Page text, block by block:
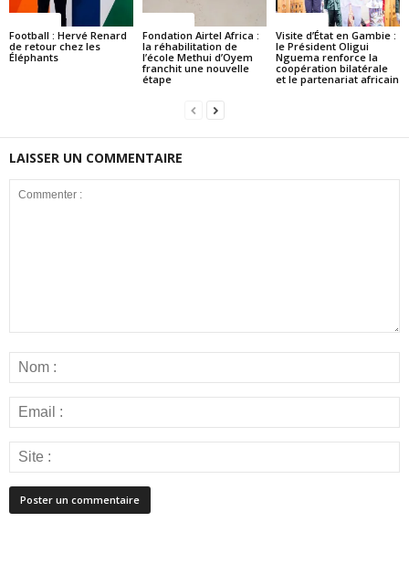
Football : Hervé Renard
de retour chez les
Éléphants
Fondation Airtel Africa :
la réhabilitation de
l’école Methui d’Oyem
franchit une nouvelle
étape
Visite d’État en Gambie :
le Président Oligui
Nguema renforce la
coopération bilatérale
et le partenariat africain
LAISSER UN COMMENTAIRE